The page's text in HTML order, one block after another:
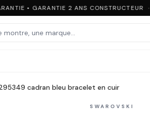
• GARANTIE 2 ANS CONSTRUCTEUR ·
cadran bleu bracelet en cuir
SWAROVSKI